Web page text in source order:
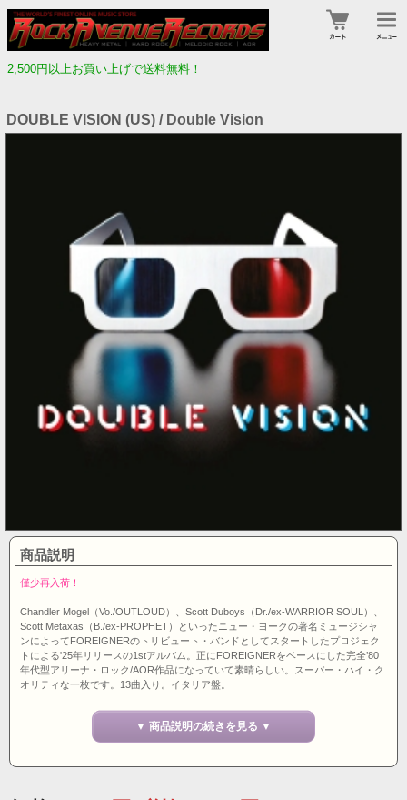
2,500円以上お買い上げで送料無料！
DOUBLE VISION (US) / Double Vision
商品説明
僅少再入荷！
Chandler Mogel（Vo./OUTLOUD）、Scott Duboys（Dr./ex-WARRIOR SOUL）、
Scott Metaxas（B./ex-PROPHET）といったニュー・ヨークの著名ミュージシャ
ンによってFOREIGNERのトリビュート・バンドとしてスタートしたプロジェク
トによる'25年リリースの1stアルバム。正にFOREIGNERをベースにした完全’80
年代型アリーナ・ロック/AOR作品になっていて素晴らしい。スーパー・ハイ・ク
オリティな一枚です。13曲入り。イタリア盤。
▼ 商品説明の続きを見る ▼